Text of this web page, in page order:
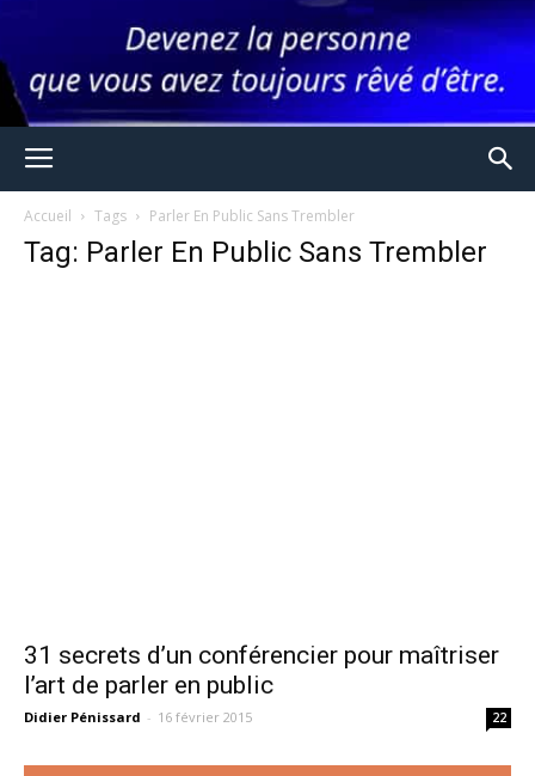
Accueil Tags Parler En Public Sans Trembler
Tag: Parler En Public Sans Trembler
31 secrets d’un conférencier pour maîtriser
l’art de parler en public
Didier Pénissard - 16 février 2015 22